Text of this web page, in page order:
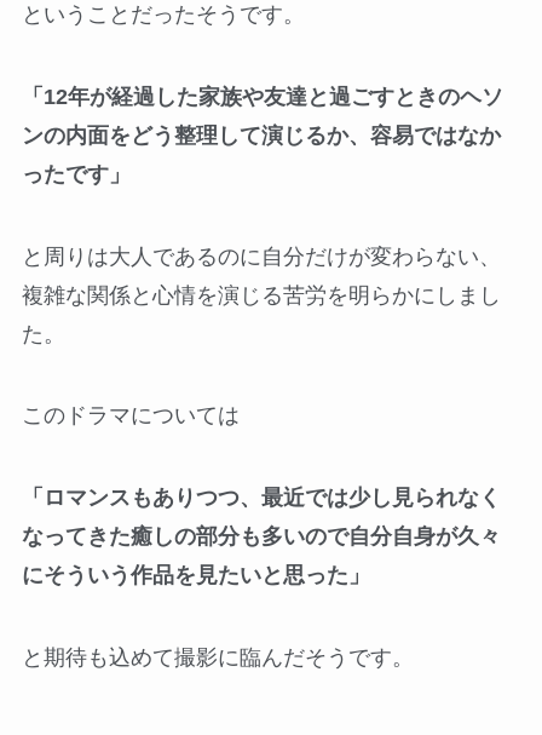
ということだったそうです。
「12年が経過した家族や友達と過ごすときのヘソ
ンの内面をどう整理して演じるか、容易ではなか
ったです」
と周りは大人であるのに自分だけが変わらない、
複雑な関係と心情を演じる苦労を明らかにしまし
た。
このドラマについては
「ロマンスもありつつ、最近では少し見られなく
なってきた癒しの部分も多いので自分自身が久々
にそういう作品を見たいと思った」
と期待も込めて撮影に臨んだそうです。